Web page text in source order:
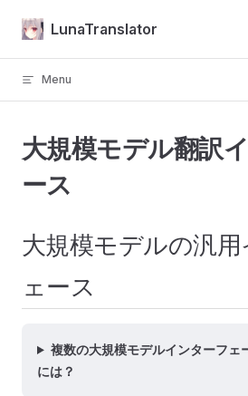
Skip to content
LunaTranslator
Menu
大規模モデル翻訳
ース
大規模モデルの汎
ェース
複数の大規模モデルインターフェ
には？